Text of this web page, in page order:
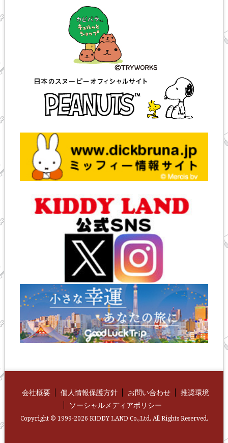
会社概要 個人情報保護方針 お問い合わせ
推奨環境
ソーシャルメディアポリシー
Copyright © 1999-2026 KIDDY LAND Co.,Ltd. All Rights Reserved.